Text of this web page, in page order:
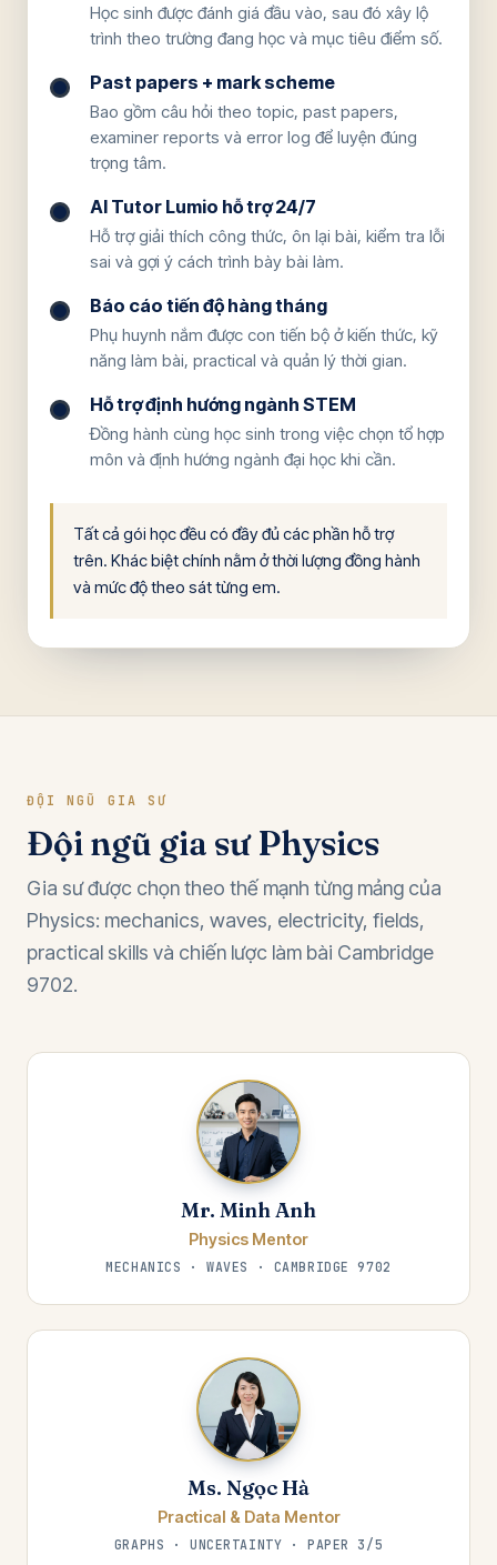
Học sinh được đánh giá đầu vào, sau đó xây lộ
trình theo trường đang học và mục tiêu điểm số.
Past papers + mark scheme
Bao gồm câu hỏi theo topic, past papers,
examiner reports và error log để luyện đúng
trọng tâm.
AI Tutor Lumio hỗ trợ 24/7
Hỗ trợ giải thích công thức, ôn lại bài, kiểm tra lỗi
sai và gợi ý cách trình bày bài làm.
Báo cáo tiến độ hàng tháng
Phụ huynh nắm được con tiến bộ ở kiến thức, kỹ
năng làm bài, practical và quản lý thời gian.
Hỗ trợ định hướng ngành STEM
Đồng hành cùng học sinh trong việc chọn tổ hợp
môn và định hướng ngành đại học khi cần.
Tất cả gói học đều có đầy đủ các phần hỗ trợ
trên. Khác biệt chính nằm ở thời lượng đồng hành
và mức độ theo sát từng em.
ĐỘI NGŨ GIA SƯ
Đội ngũ gia sư Physics
Gia sư được chọn theo thế mạnh từng mảng của
Physics: mechanics, waves, electricity, fields,
practical skills và chiến lược làm bài Cambridge
9702.
Mr. Minh Anh
Physics Mentor
MECHANICS · WAVES · CAMBRIDGE 9702
Ms. Ngọc Hà
Practical & Data Mentor
GRAPHS · UNCERTAINTY · PAPER 3/5